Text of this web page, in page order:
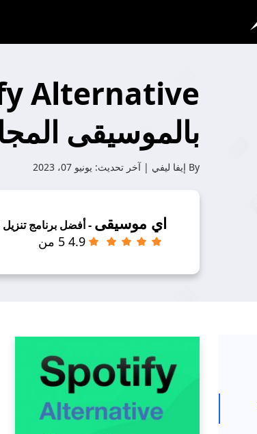
بالموسيقى
By إيفا ليفي | آخر تحديث: يونيو 07، 2023
اي موسيقى - أفضل برنامج تنزيل MP3